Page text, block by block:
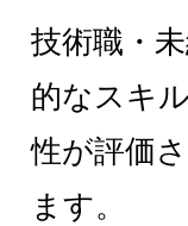
技術職・
的なスキ
性が評価
ます。